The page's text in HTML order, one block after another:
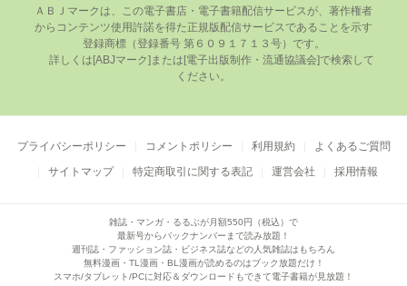
ＡＢＪマークは、この電⼦書店・電⼦書籍配信サービスが、著作権者
からコンテンツ使⽤許諾を得た正規版配信サービスであることを⽰す
登録商標（登録番号 第６０９１７１３号）です。
ください。
プライバシーポリシー コメントポリシー 利用規約
よくあるご質問
サイトマップ
特定商取引に関する表記 運営会社 採用情報
雑誌・マンガ・るるぶが月額550円（税込）で
最新号からバックナンバーまで読み放題！
週刊誌・ファッション誌・ビジネス誌などの人気雑誌はもちろん
無料漫画・TL漫画・BL漫画が読めるのはブック放題だけ！
スマホ/タブレット/PCに対応＆ダウンロードもできて電子書籍が見放題！